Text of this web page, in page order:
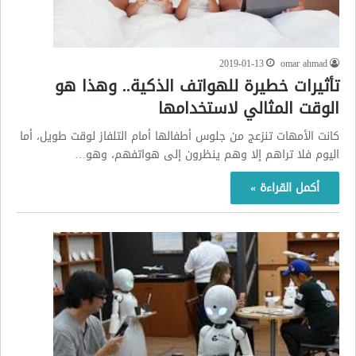
omar ahmad
2019-01-13
تأثيرات خطيرة للهواتف الذكية.. وهذا هو
الوقت المثالي لاستخدامها
كانت الأمهات تنزعج من جلوس أطفالها أمام التلفاز لوقت طويل، أما
اليوم فلا تراهم إلا وهم ينظرون إلى هواتفهم، وهو…
أكمل القراءة »